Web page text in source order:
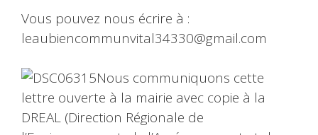
Vous pouvez nous écrire à :
leaubiencommunvital34330@gmail.com
Nous communiquons cette
lettre ouverte à la mairie avec copie à la
DREAL (Direction Régionale de